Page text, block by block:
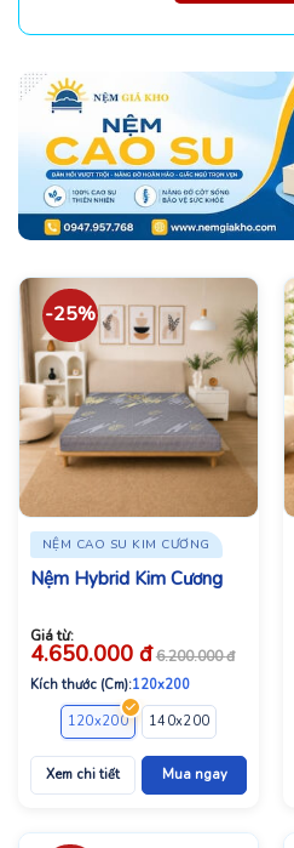
-25%
NỆM CAO SU KIM CƯƠNG
Nệm Hybrid Kim Cương
Giá từ:
4.650.000 đ 6.200.000đ
Kích thước (Cm):120x200
120x200
140x200
Xem chi tiết Mua ngay